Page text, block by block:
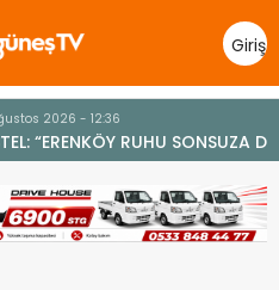
Giriş
Yap
SONSUZA DEK YAŞAYACAK”